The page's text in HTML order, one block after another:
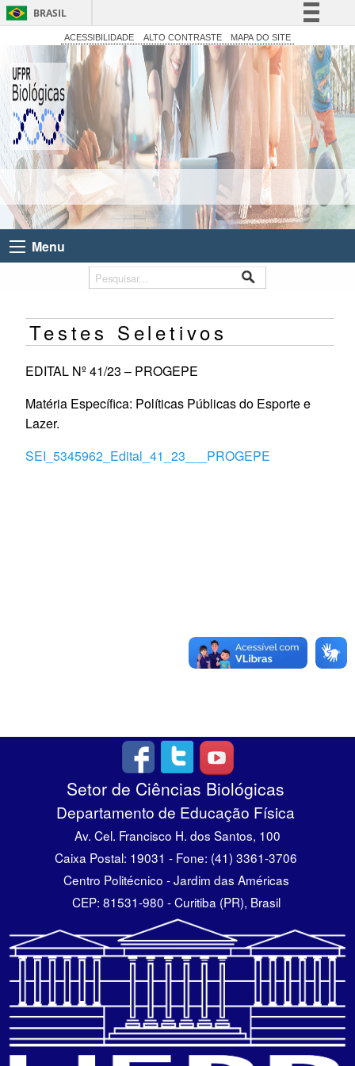
BRASIL
Simplifique!
Comunica BR
Participe
Acesso à informação
Legislação
Canais
ACESSIBILIDADE ALTO CONTRASTE MAPA DO SITE
Menu
Testes Seletivos
EDITAL Nº 41/23 – PROGEPE
Matéria Específica: Políticas Públicas do Esporte e
Lazer.
SEI_5345962_Edital_41_23___PROGEPE
Setor de Ciências Biológicas
Departamento de Educação Física
Av. Cel. Francisco H. dos Santos, 100
Caixa Postal: 19031 - Fone: (41) 3361-3706
Centro Politécnico - Jardim das Américas
CEP: 81531-980 - Curitiba (PR), Brasil